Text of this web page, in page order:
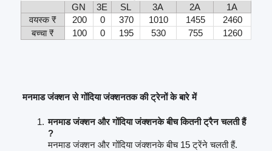
GN
3E SL 3A 2A
1A
वयस्क ₹
200 0 370 1010 1455
2460
बच्चा ₹
100 0 195 530 755 1260
मनमाड जंक्शन से गोंदिया जंक्शनतक की ट्रेनों के बारे में
मनमाड जंक्शन और गोंदिया जंक्शनके बीच कितनी ट्रैन चलती हैं
?
मनमाड जंक्शन और गोंदिया जंक्शनके बीच 15 ट्रेंने चलती हैं.